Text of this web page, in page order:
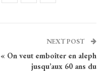
NEXT POST
« On veut emboîter en aleph
jusqu’aux 60 ans du